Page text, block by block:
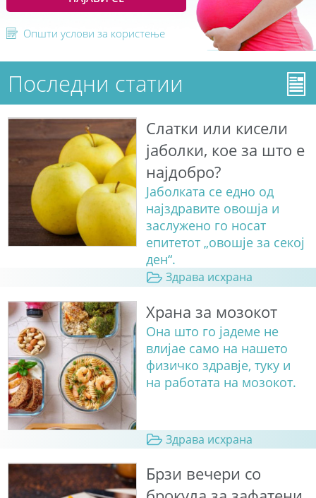
Општи услови за користење
Последни статии
Слатки или кисели
јаболки, кое за што е
најдобро?
Јаболката се едно од
најздравите овошја и
заслужено го носат
епитетот „овошје за секој
ден“.
Здрава исхрана
Храна за мозокот
Она што го јадеме не
влијае само на нашето
физичко здравје, туку и
на работата на мозокот.
Здрава исхрана
Брзи вечери со